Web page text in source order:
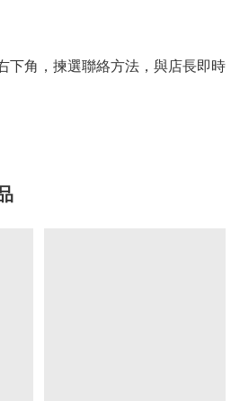
下角，揀選聯絡方法，與店長即時